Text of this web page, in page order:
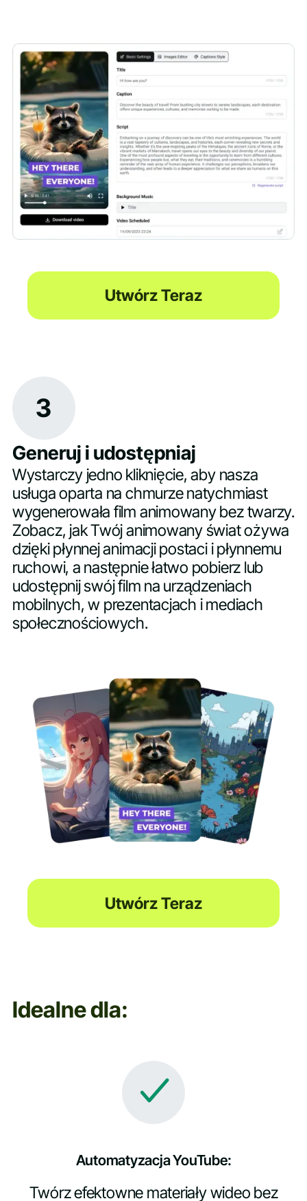
Utwórz Teraz
3
Generuj i udostępniaj
Wystarczy jedno kliknięcie, aby nasza
usługa oparta na chmurze natychmiast
wygenerowała film animowany bez twarzy.
Zobacz, jak Twój animowany świat ożywa
dzięki płynnej animacji postaci i płynnemu
ruchowi, a następnie łatwo pobierz lub
udostępnij swój film na urządzeniach
mobilnych, w prezentacjach i mediach
społecznościowych.
Utwórz Teraz
Idealne dla:
Automatyzacja YouTube:
Twórz efektowne materiały wideo bez